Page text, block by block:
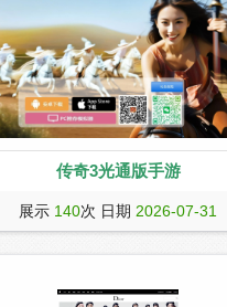
应有尽有，安全快速的交易服务是淘宝
游戏交易平台的一大特色。交易模式以
支付宝为担保形式进行。
传奇3光通版手游
《传奇3光通版》官方手游，还原当年
展示 140次 日期 2026-07-31